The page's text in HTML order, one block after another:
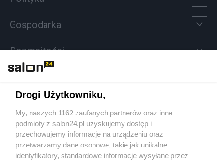
Gospodarka
Rozmaitości
Sport
Społeczeństwo
Kultura
Drogi Użytkowniku,
My, naszych 1162 zaufanych partnerów oraz inne
podmioty z salon24.pl uzyskujemy dostęp i
przechowujemy informacje na urządzeniu oraz
przetwarzamy dane osobowe, takie jak unikalne
identyfikatory, standardowe informacje wysyłane przez